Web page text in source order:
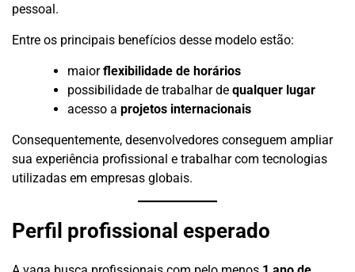
pessoal.
Entre os principais benefícios desse modelo estão:
maiorflexibilidade de horários
possibilidade de trabalhar de qualquer lugar
acesso a projetos internacionais
Consequentemente, desenvolvedores conseguem ampliar
sua experiência profissional e trabalhar com tecnologias
utilizadas em empresas globais.
Perfil profissional esperado